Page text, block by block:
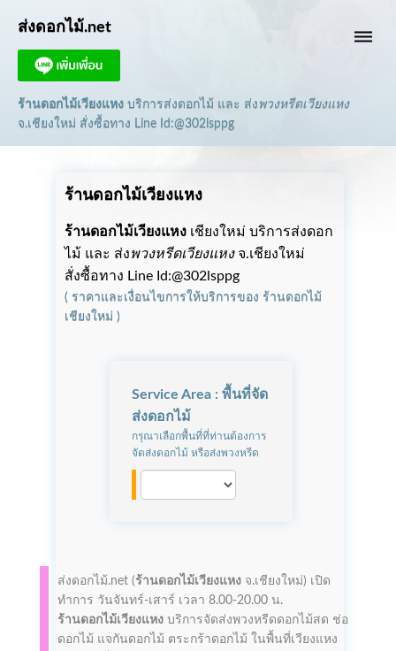
dehaze
ส่งดอกไม้.net
ร้านดอกไม้เวียงแหง บริการส่งดอกไม้ และ ส่ง พวงหรีดเวียงแหง
จ.เชียงใหม่ สั่งซื้อทาง Line Id:@302lsppg
ร้านดอกไม้เวียงแหง
ร้านดอกไม้เวียงแหง เชียงใหม่ บริการส่งดอก
ไม้ และ ส่งพวงหรีดเวียงแหงจ.เชียงใหม่
สั่งซื้อทาง Line Id:@302lsppg
( ราคาและเงื่อนไขการให้บริการของ ร้านดอกไม้
เชียงใหม่ )
Service Area : พื้นที่จัด
ส่งดอกไม้
กรุณาเลือกพื้นที่ที่ท่านต้องการ
จัดส่งดอกไม้ หรือส่งพวงหรีด
ส่งดอกไม้.net (ร้านดอกไม้เวียงแหงจ.เชียงใหม่) เปิด
ทำการ วันจันทร์-เสาร์ เวลา 8.00-20.00 น.
ร้านดอกไม้เวียงแหงบริการจัดส่งพวงหรีดดอกไม้สด ช่อ
ดอกไม้ แจกันดอกไม้ ตระกร้าดอกไม้ ในพื้นที่เวียงแหง